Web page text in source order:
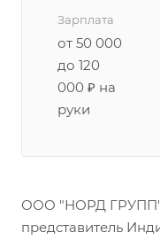
Зарплата
от 50 000
до 120
000 ₽ на
руки
ООО "НОРД ГРУПП"
представитель